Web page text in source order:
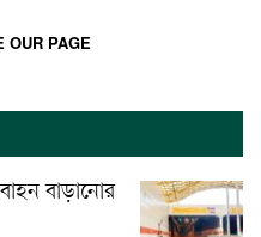
OUR PAGE
বাড়ানোর